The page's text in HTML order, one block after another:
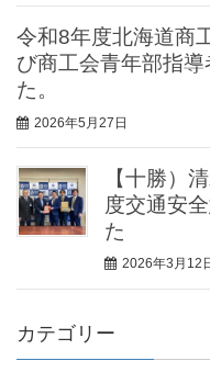
令和8年度北海道商
び商工会青年部指
た。
2026年5月27日
【十勝）
度交通安
た
2026年3月12
カテゴリー